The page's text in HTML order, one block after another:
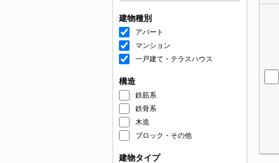
建物種別
アパート
マンション
一戸建て・テラスハウス
構造
鉄筋系
鉄骨系
木造
ブロック・その他
建物タイプ